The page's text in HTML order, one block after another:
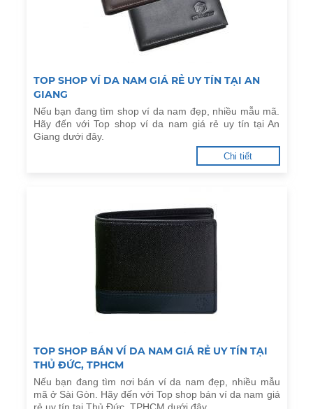
TOP SHOP VÍ DA NAM GIÁ RẺ UY TÍN TẠI AN
GIANG
Nếu bạn đang tìm shop ví da nam đẹp, nhiều mẫu mã.
Hãy đến với Top shop ví da nam giá rẻ uy tín tại An
Giang dưới đây.
Chi tiết
TOP SHOP BÁN VÍ DA NAM GIÁ RẺ UY TÍN TẠI
THỦ ĐỨC, TPHCM
Nếu bạn đang tìm nơi bán ví da nam đẹp, nhiều mẫu
mã ở Sài Gòn. Hãy đến với Top shop bán ví da nam giá